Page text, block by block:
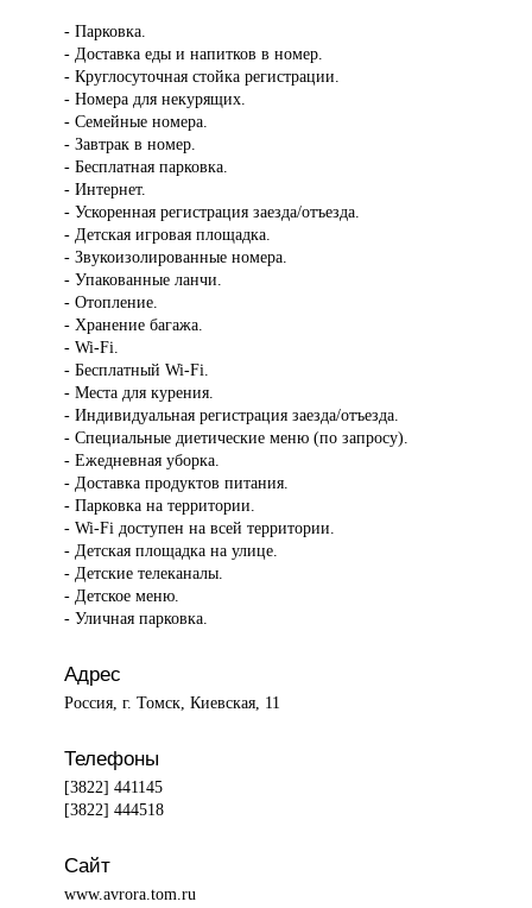
- Парковка.
- Доставка еды и напитков в номер.
- Круглосуточная стойка регистрации.
- Номера для некурящих.
- Семейные номера.
- Завтрак в номер.
- Бесплатная парковка.
- Интернет.
- Ускоренная регистрация заезда/отъезда.
- Детская игровая площадка.
- Звукоизолированные номера.
- Упакованные ланчи.
- Отопление.
- Хранение багажа.
- Wi-Fi.
- Бесплатный Wi-Fi.
- Места для курения.
- Индивидуальная регистрация заезда/отъезда.
- Специальные диетические меню (по запросу).
- Ежедневная уборка.
- Доставка продуктов питания.
- Парковка на территории.
- Wi-Fi доступен на всей территории.
- Детская площадка на улице.
- Детские телеканалы.
- Детское меню.
- Уличная парковка.
Адрес
Россия, г. Томск, Киевская, 11
Телефоны
[3822] 441145
[3822] 444518
Сайт
www.avrora.tom.ru